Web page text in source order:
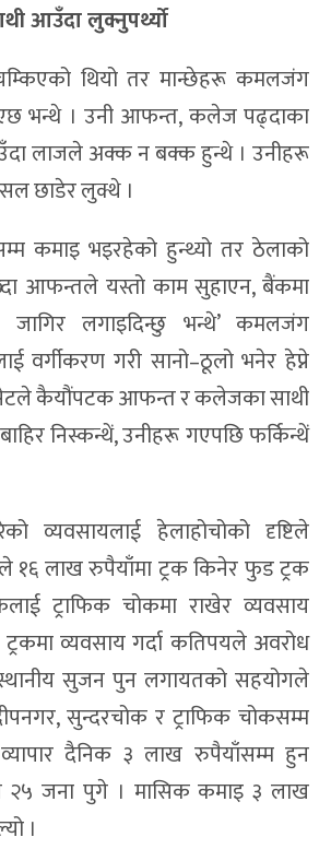
आउँदा लुक्नुपर्थ्यो
थियो तर मान्छेहरू कमलजंग
भन्थे । उनी आफन्त, कलेज पढ्दाका
लाजले अक्क न बक्क हुन्थे । उनीहरू
छाडेर लुक्थे ।
कमाइ भइरहेको हुन्थ्यो तर ठेलाको
आफन्तले यस्तो काम सुहाएन, बैंकमा
जागिर लगाइदिन्छु भन्थे’ कमलजंग
वर्गीकरण गरी सानो–ठूलो भनेर हेप्ने
कैयौंपटक आफन्त र कलेजका साथी
निस्कन्थें, उनीहरू गएपछि फर्किन्थें
व्यवसायलाई हेलाहोचोको दृष्टिले
लाख रुपैयाँमा ट्रक किनेर फुड ट्रक
ट्राफिक चोकमा राखेर व्यवसाय
व्यवसाय गर्दा कतिपयले अवरोध
सुजन पुन लगायतको सहयोगले
सुन्दरचोक र ट्राफिक चोकसम्म
दैनिक ३ लाख रुपैयाँसम्म हुन
२५ जना पुगे । मासिक कमाइ ३ लाख
।